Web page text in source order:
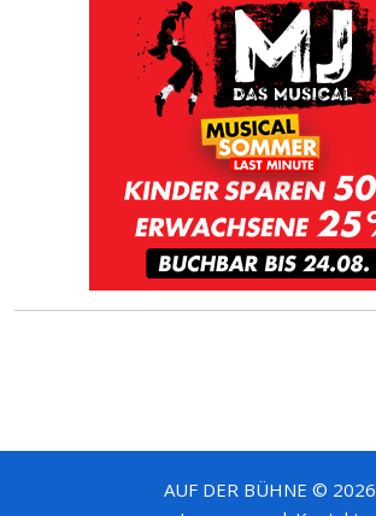
AUF DER BÜHNE © 2026